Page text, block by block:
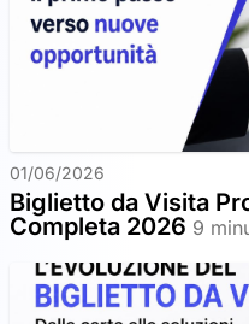
01/06/2026
Biglietto da Visita
Completa 2026 9